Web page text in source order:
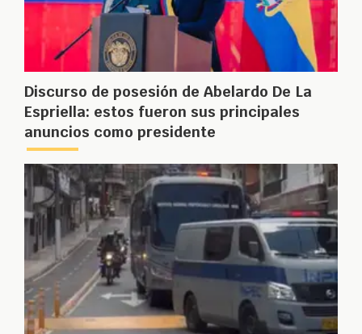
Discurso de posesión de Abelardo De La
Espriella: estos fueron sus principales
anuncios como presidente